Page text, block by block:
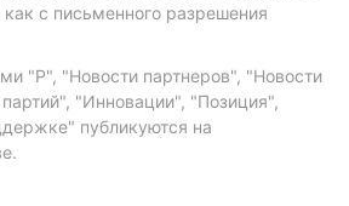
с письменного разрешения
"Р", "Новости партнеров", "Новости
"Инновации", "Позиция",
публикуются на